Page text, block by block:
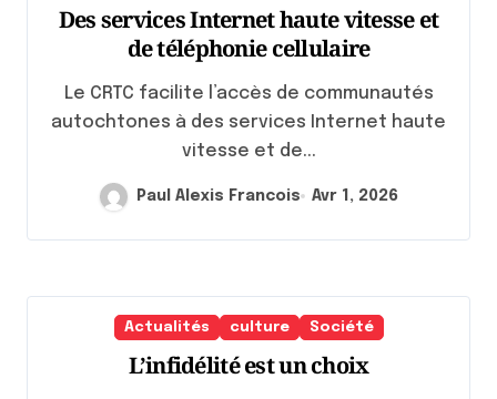
Des services Internet haute vitesse et
de téléphonie cellulaire
Le CRTC facilite l’accès de communautés
autochtones à des services Internet haute
vitesse et de...
Paul Alexis Francois Avr 1, 2026
Actualités culture Société
L’infidélité est un choix